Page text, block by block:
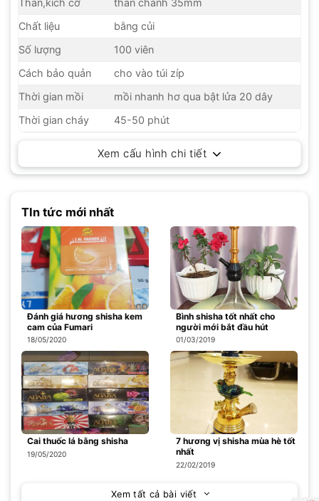
Chất liệu
bằng củi
Số lượng
100 viên
Cách bảo quản
cho vào túi zíp
Thời gian mồi
mồi nhanh hơ qua bật lửa 20 dây
Thời gian cháy
45-50 phút
Xem cấu hình chi tiết
TIn tức mới nhất
Đánh giá hương shisha kem
cam của Fumari
18/05/2020
Bình shisha tốt nhất cho
người mới bắt đầu hút
01/03/2019
Cai thuốc lá bằng shisha
19/05/2020
7 hương vị shisha mùa hè tốt
nhất
22/02/2019
Xem tất cả bài viết